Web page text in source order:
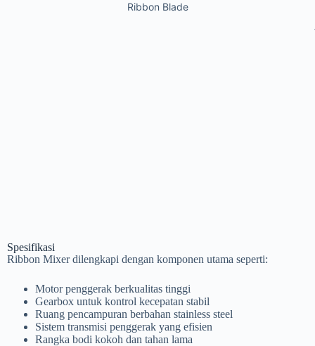
Ribbon Blade
Spesifikasi
Ribbon Mixer dilengkapi dengan komponen utama seperti:
Motor penggerak berkualitas tinggi
Gearbox untuk kontrol kecepatan stabil
Ruang pencampuran berbahan stainless steel
Sistem transmisi penggerak yang efisien
Rangka bodi kokoh dan tahan lama